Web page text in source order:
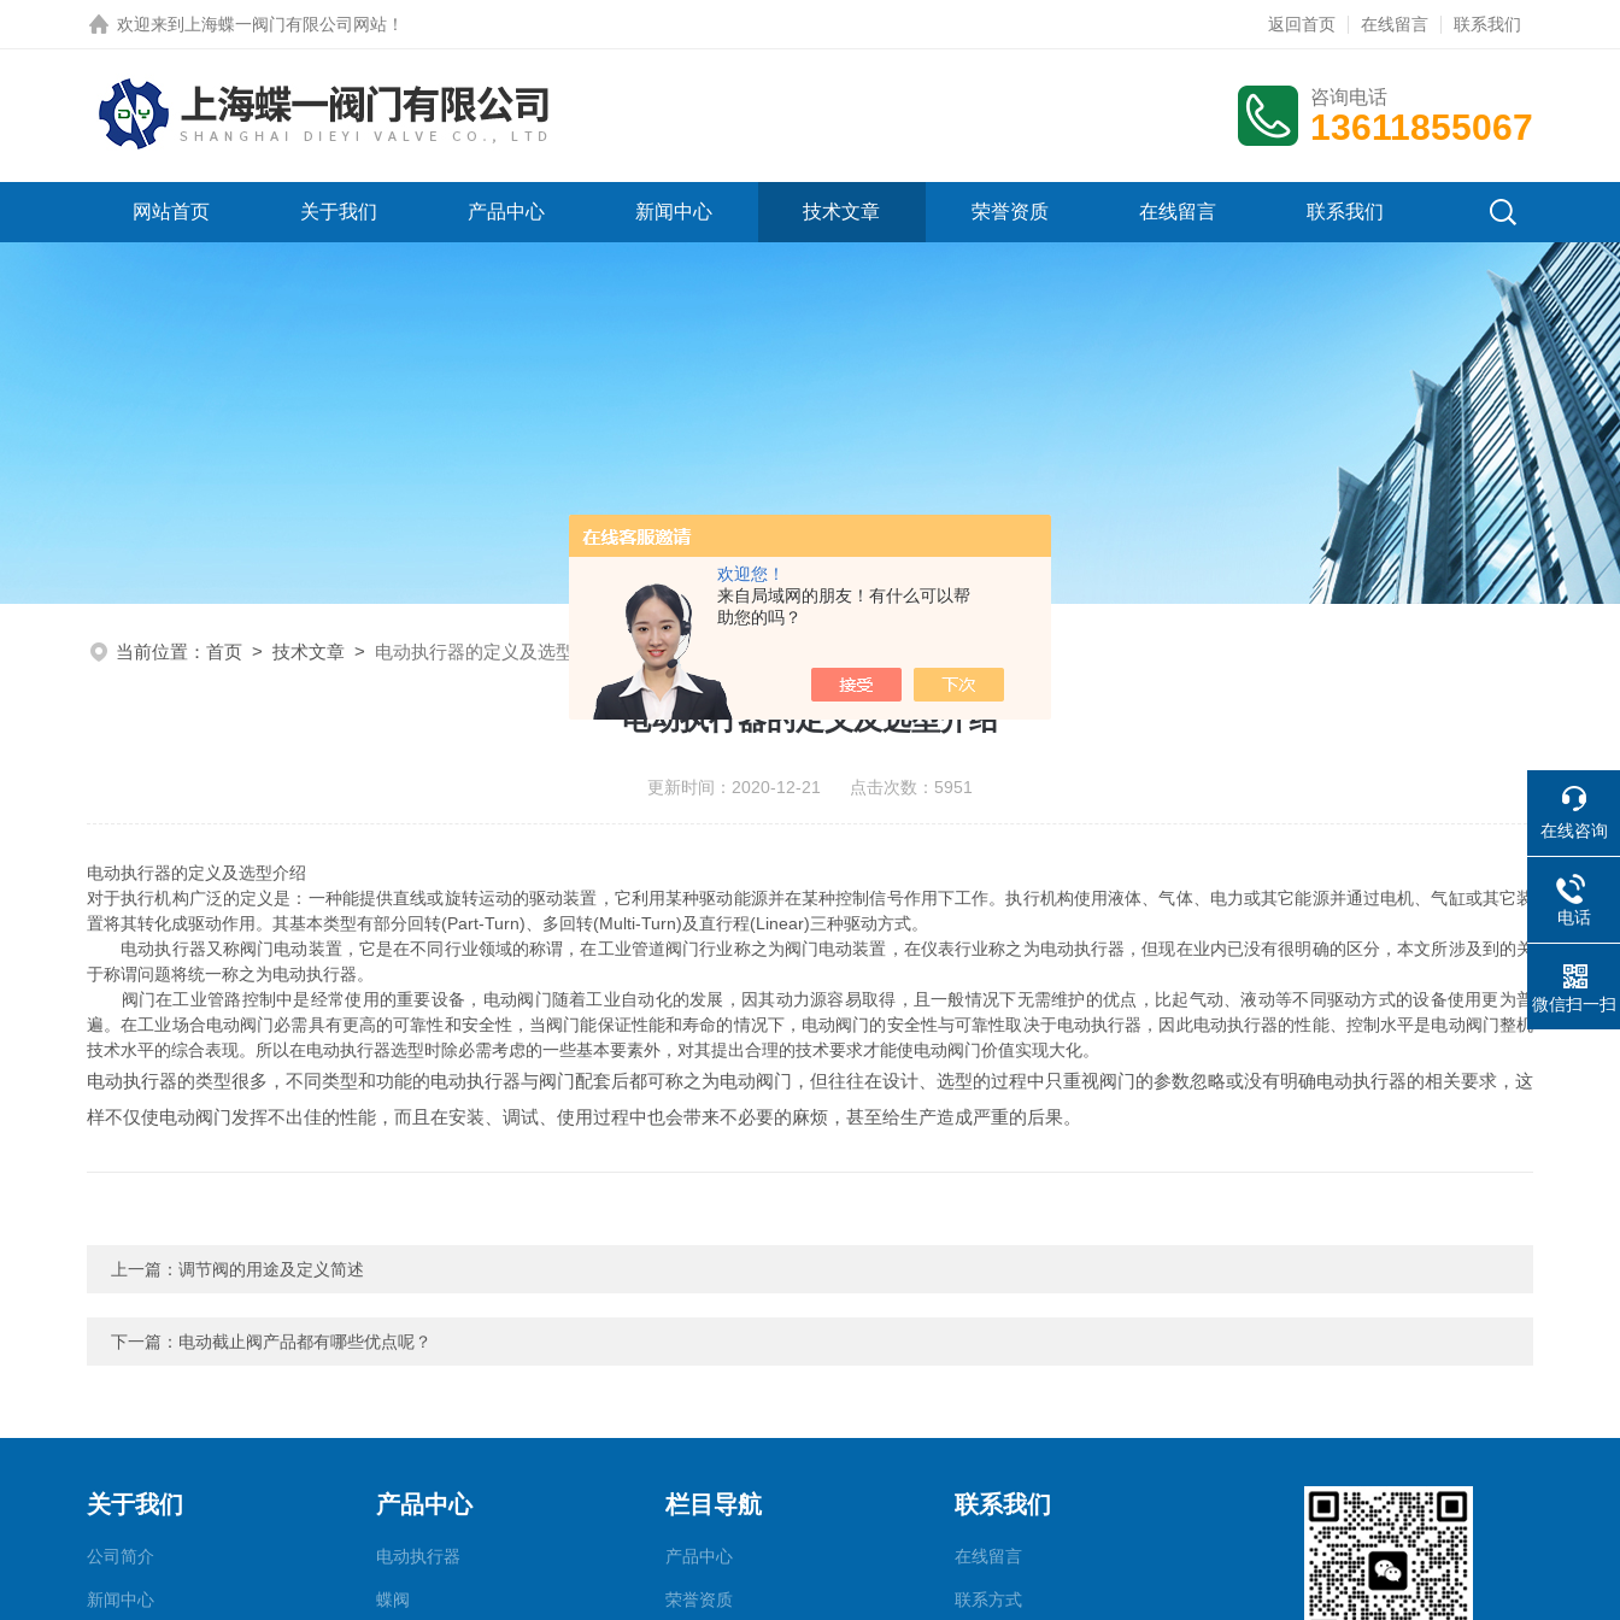
欢迎您！
来自局域网的朋友！有什么可以帮
助您的吗？
欢迎来到 上海蝶一阀门有限公司网站 ！ 返回首页 在线留言 联系我们
咨询电话
13611855067
网站首页 关于我们 产品中心 新闻中心 技术文章 荣誉资质 在线留言 联系我们
当前位置： 首页 > 技术文章 > 电动执行器的定义及选型介绍
电动执行器的定义及选型介绍
更新时间：2020-12-21 点击次数：5951
电动执行器的定义及选型介绍
对于执行机构广泛的定义是：一种能提供直线或旋转运动的驱动装置，它利用某种驱动能源并在某种控制信号作用下工作。执行机构使用液体、气体、电力或其它能源并通过电机、气缸或其它装
置将其转化成驱动作用。其基本类型有部分回转(Part-Turn)、多回转(Multi-Turn)及直行程(Linear)三种驱动方式。
电动执行器又称阀门电动装置，它是在不同行业领域的称谓，在工业管道阀门行业称之为阀门电动装置，在仪表行业称之为电动执行器，但现在业内已没有很明确的区分，本文所涉及到的关
于称谓问题将统一称之为电动执行器。
阀门在工业管路控制中是经常使用的重要设备，电动阀门随着工业自动化的发展，因其动力源容易取得，且一般情况下无需维护的优点，比起气动、液动等不同驱动方式的设备使用更为普
遍。在工业场合电动阀门必需具有更高的可靠性和安全性，当阀门能保证性能和寿命的情况下，电动阀门的安全性与可靠性取决于电动执行器，因此电动执行器的性能、控制水平是电动阀门整机
技术水平的综合表现。所以在电动执行器选型时除必需考虑的一些基本要素外，对其提出合理的技术要求才能使电动阀门价值实现大化。
电动执行器的类型很多，不同类型和功能的电动执行器与阀门配套后都可称之为电动阀门，但往往在设计、选型的过程中只重视阀门的参数忽略或没有明确电动执行器的相关要求，这
样不仅使电动阀门发挥不出佳的性能，而且在安装、调试、使用过程中也会带来不必要的麻烦，甚至给生产造成严重的后果。
上一篇： 调节阀的用途及定义简述
下一篇： 电动截止阀产品都有哪些优点呢？
关于我们
公司简介
新闻中心
产品中心
电动执行器
蝶阀
栏目导航
产品中心
荣誉资质
联系我们
在线留言
联系方式
在线咨询
电话
微信扫一扫